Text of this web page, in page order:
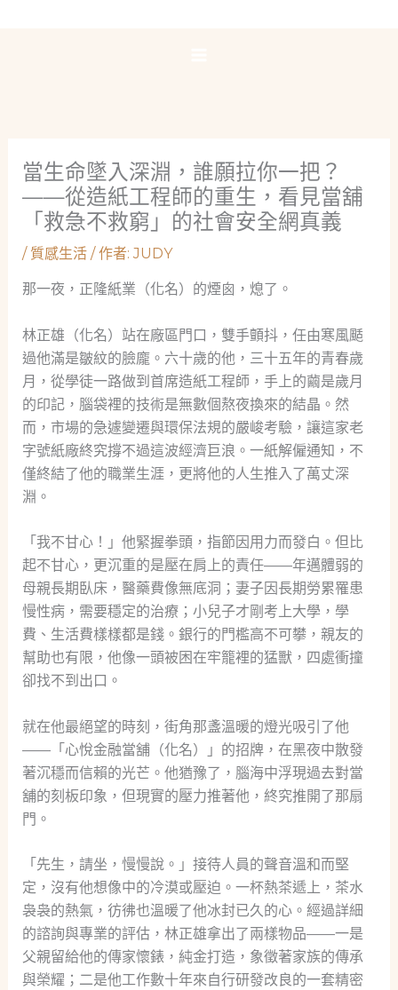
當生命墜入深淵，誰願拉你一把？
——從造紙工程師的重生，看見當舖
「救急不救窮」的社會安全網真義
/ 質感生活/ 作者:JUDY
那一夜，正隆紙業（化名）的煙囪，熄了。
林正雄（化名）站在廠區門口，雙手顫抖，任由寒風颳
過他滿是皺紋的臉龐。六十歲的他，三十五年的青春歲
月，從學徒一路做到首席造紙工程師，手上的繭是歲月
的印記，腦袋裡的技術是無數個熬夜換來的結晶。然
而，市場的急遽變遷與環保法規的嚴峻考驗，讓這家老
字號紙廠終究撐不過這波經濟巨浪。一紙解僱通知，不
僅終結了他的職業生涯，更將他的人生推入了萬丈深
淵。
「我不甘心！」他緊握拳頭，指節因用力而發白。但比
起不甘心，更沉重的是壓在肩上的責任——年邁體弱的
母親長期臥床，醫藥費像無底洞；妻子因長期勞累罹患
慢性病，需要穩定的治療；小兒子才剛考上大學，學
費、生活費樣樣都是錢。銀行的門檻高不可攀，親友的
幫助也有限，他像一頭被困在牢籠裡的猛獸，四處衝撞
卻找不到出口。
就在他最絕望的時刻，街角那盞溫暖的燈光吸引了他
——「心悅金融當舖（化名）」的招牌，在黑夜中散發
著沉穩而信賴的光芒。他猶豫了，腦海中浮現過去對當
舖的刻板印象，但現實的壓力推著他，終究推開了那扇
門。
「先生，請坐，慢慢說。」接待人員的聲音溫和而堅
定，沒有他想像中的冷漠或壓迫。一杯熱茶遞上，茶水
袅袅的熱氣，彷彿也溫暖了他冰封已久的心。經過詳細
的諮詢與專業的評估，林正雄拿出了兩樣物品——一是
父親留給他的傳家懷錶，純金打造，象徵著家族的傳承
與榮耀；二是他工作數十年來自行研發改良的一套精密